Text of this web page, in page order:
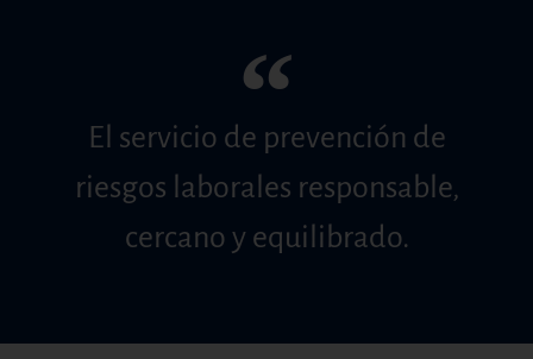
“
El servicio de prevención de
riesgos laborales responsable,
cercano y equilibrado.